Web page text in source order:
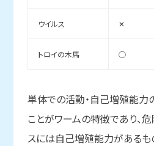
ウイルス ✕
トロイの木馬 ◯
単体での活動・自己増殖能力
ことがワームの特徴であり、
スには自己増殖能力があるも